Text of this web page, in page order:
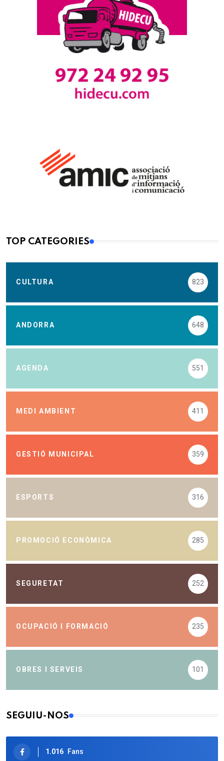
TOP CATEGORIES
CULTURA 823
ANDORRA 648
AGENDA 551
MEDI AMBIENT 411
GESTIÓ MUNICIPAL 359
ESPORTS 316
PROMOCIÓ ECONÒMICA 285
SEGURETAT 252
OCUPACIÓ I FORMACIÓ 235
OBRES I SERVEIS 101
SEGUIU-NOS
1.016 Fans